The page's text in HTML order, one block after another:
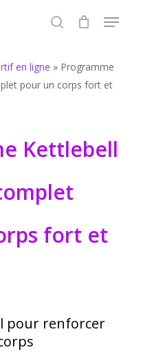
search
Menu
en ligne » Programme
pour un corps fort et
Kettlebell
fort et
pour renforcer